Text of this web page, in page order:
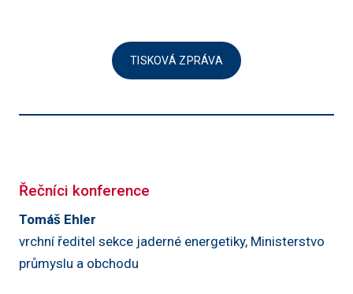
TISKOVÁ ZPRÁVA
Řečníci konference
Tomáš Ehler
vrchní ředitel sekce jaderné energetiky, Ministerstvo
průmyslu a obchodu